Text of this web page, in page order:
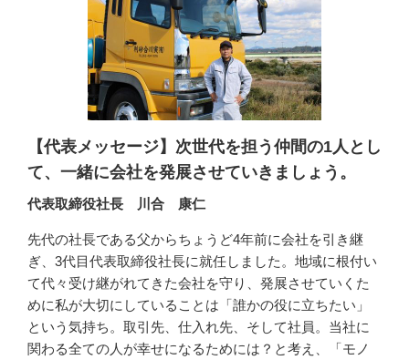
【代表メッセージ】次世代を担う仲間の1人とし
て、一緒に会社を発展させていきましょう。
代表取締役社長 川合 康仁
先代の社長である父からちょうど4年前に会社を引き継
ぎ、3代目代表取締役社長に就任しました。地域に根付い
て代々受け継がれてきた会社を守り、発展させていくた
めに私が大切にしていることは「誰かの役に立ちたい」
という気持ち。取引先、仕入れ先、そして社員。当社に
関わる全ての人が幸せになるためには？と考え、「モノ